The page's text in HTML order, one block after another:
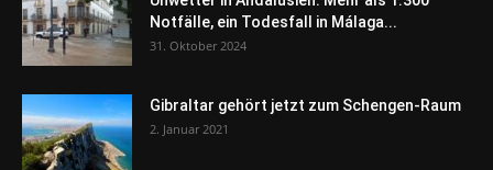
Notfälle, ein Todesfall in Málaga...
31. Oktober 2024
Gibraltar gehört jetzt zum Schengen-Raum
2. Januar 2021